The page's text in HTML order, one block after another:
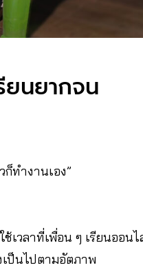
ยนยากจน
ทำงานเอง”
เวลาที่เพื่อน ๆ เรียนออ
เป็นไปตามอัตภาพ